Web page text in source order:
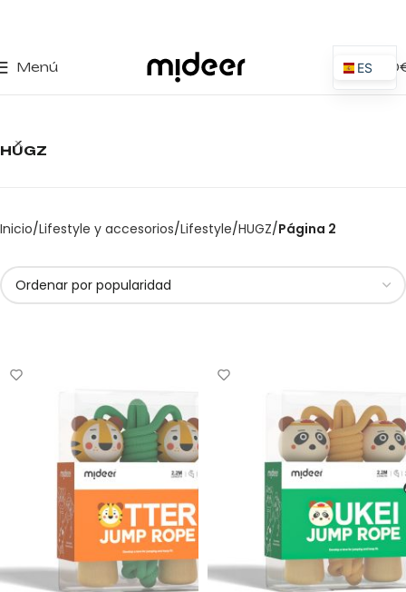
Menú 0,00
HUGZ
Inicio Lifestyle y accesorios Lifestyle HUGZ Página 2
ES
EN